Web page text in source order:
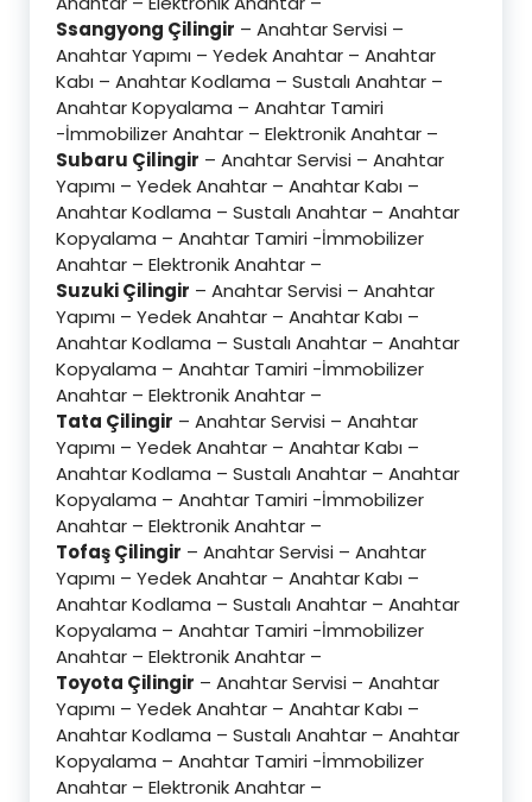
Ssangyong Çilingir – Anahtar Servisi –
Anahtar Yapımı – Yedek Anahtar – Anahtar
Kabı – Anahtar Kodlama – Sustalı Anahtar –
Anahtar Kopyalama – Anahtar Tamiri
-İmmobilizer Anahtar – Elektronik Anahtar –
Subaru Çilingir – Anahtar Servisi – Anahtar
Yapımı – Yedek Anahtar – Anahtar Kabı –
Anahtar Kodlama – Sustalı Anahtar – Anahtar
Kopyalama – Anahtar Tamiri -İmmobilizer
Anahtar – Elektronik Anahtar –
Suzuki Çilingir – Anahtar Servisi – Anahtar
Yapımı – Yedek Anahtar – Anahtar Kabı –
Anahtar Kodlama – Sustalı Anahtar – Anahtar
Kopyalama – Anahtar Tamiri -İmmobilizer
Anahtar – Elektronik Anahtar –
Tata Çilingir – Anahtar Servisi – Anahtar
Yapımı – Yedek Anahtar – Anahtar Kabı –
Anahtar Kodlama – Sustalı Anahtar – Anahtar
Kopyalama – Anahtar Tamiri -İmmobilizer
Anahtar – Elektronik Anahtar –
Tofaş Çilingir – Anahtar Servisi – Anahtar
Yapımı – Yedek Anahtar – Anahtar Kabı –
Anahtar Kodlama – Sustalı Anahtar – Anahtar
Kopyalama – Anahtar Tamiri -İmmobilizer
Anahtar – Elektronik Anahtar –
Toyota Çilingir – Anahtar Servisi – Anahtar
Yapımı – Yedek Anahtar – Anahtar Kabı –
Anahtar Kodlama – Sustalı Anahtar – Anahtar
Kopyalama – Anahtar Tamiri -İmmobilizer
Anahtar – Elektronik Anahtar –